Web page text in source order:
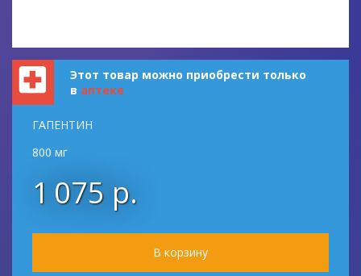
Этот товар можно приобрести только
в аптеке
ГАПЕНТИН
800 мг
1 075 р.